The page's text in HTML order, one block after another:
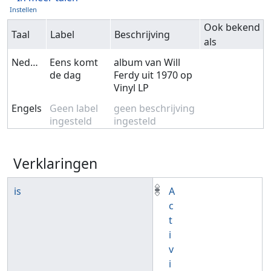
Instellen
Taal Label Beschrijving
Ook bekend
als
Nederlands
Eens komt
de dag
album van Will
Ferdy uit 1970 op
Vinyl LP
Engels
Geen label
ingesteld
geen beschrijving
ingesteld
Verklaringen
is
A
c
t
i
v
i